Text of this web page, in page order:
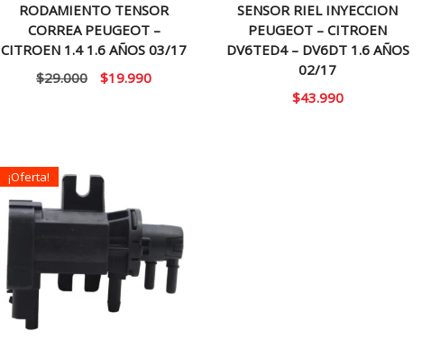
RODAMIENTO TENSOR
CORREA PEUGEOT –
CITROEN 1.4 1.6 AÑOS 03/17
$29.000
El
$19.990El
SENSOR RIEL INYECCION
PEUGEOT – CITROEN
DV6TED4 – DV6DT 1.6 AÑOS
02/17
$43.990
¡Oferta!